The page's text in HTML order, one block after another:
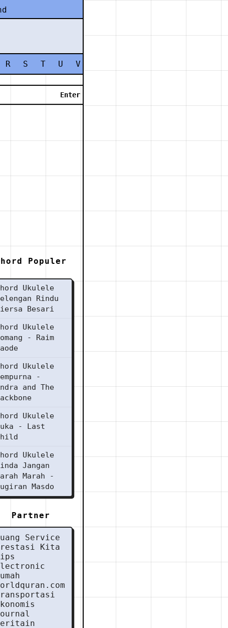
R S T U V
Populer
Ukulele
Rindu
Besari
Ukulele
- Raim
Ukulele
-
and The
Ukulele
- Last
Ukulele
Jangan
Marah -
Masdo
Partner
Service
Kita